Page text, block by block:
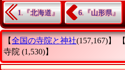
1.『北海道』 6.『山形県』
【全国の寺院と神社(157,167)】 【
寺院 (1,530)】